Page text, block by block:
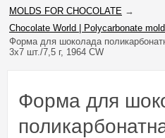
MOLDS FOR CHOCOLATE →
Chocolate World | Polycarbonate
Форма для шоколада
3х7 шт./7,5 г, 1964 CW
Форма для